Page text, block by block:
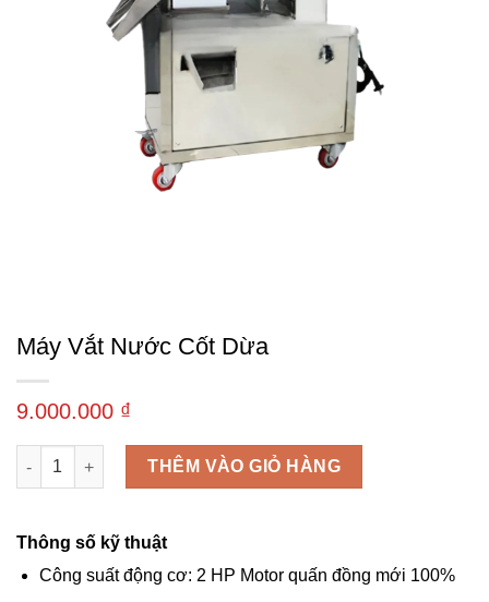
Máy Vắt Nước Cốt Dừa
9.000.000 ₫
Máy vắt nước cốt dừa số lượng
THÊM VÀO GIỎ HÀNG
Thông số kỹ thuật
Công suất động cơ: 2 HP Motor quấn đồng mới 100%